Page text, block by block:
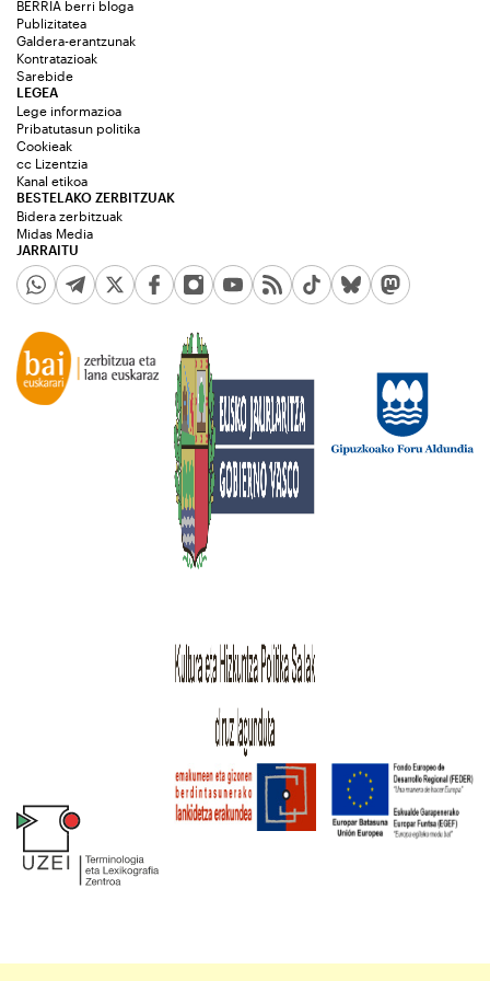
BERRIA berri bloga
Publizitatea
Galdera-erantzunak
Kontratazioak
Sarebide
JARRAITU
LEGEA
Lege informazioa
Pribatutasun politika
Cookieak
cc Lizentzia
Kanal etikoa
BESTELAKO ZERBITZUAK
Bidera zerbitzuak
Midas Media